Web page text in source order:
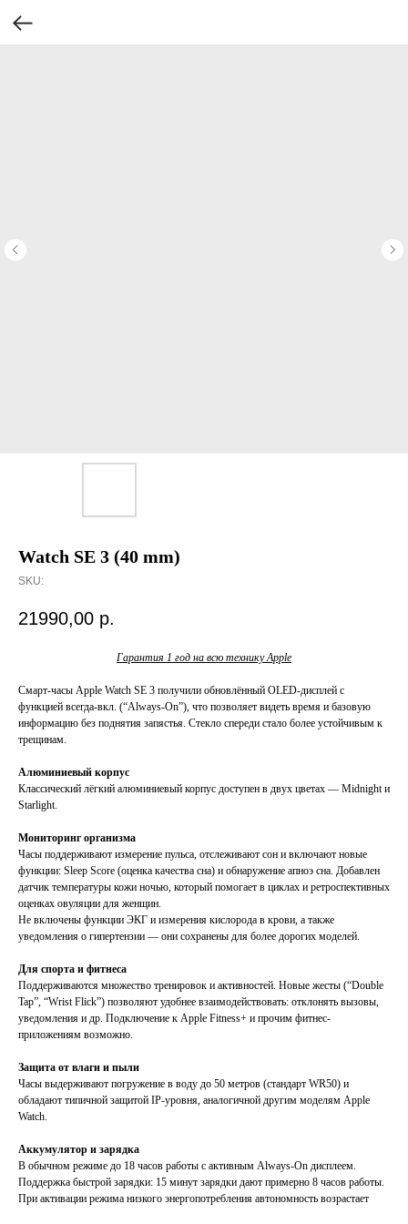
Watch SE 3 (40 mm)
SKU:
21990,00 р.
Гарантия 1 год на всю технику Apple
Смарт-часы Apple Watch SE 3 получили обновлённый OLED-дисплей с
функцией всегда-вкл. (“Always-On”), что позволяет видеть время и базовую
информацию без поднятия запястья. Стекло спереди стало более устойчивым к
трещинам.
Алюминиевый корпус
Классический лёгкий алюминиевый корпус доступен в двух цветах — Midnight и
Starlight.
Мониторинг организма
Часы поддерживают измерение пульса, отслеживают сон и включают новые
функции: Sleep Score (оценка качества сна) и обнаружение апноэ сна. Добавлен
датчик температуры кожи ночью, который помогает в циклах и ретроспективных
оценках овуляции для женщин.
Не включены функции ЭКГ и измерения кислорода в крови, а также
уведомления о гипертензии — они сохранены для более дорогих моделей.
Для спорта и фитнеса
Поддерживаются множество тренировок и активностей. Новые жесты (“Double
Tap”, “Wrist Flick”) позволяют удобнее взаимодействовать: отклонять вызовы,
уведомления и др. Подключение к Apple Fitness+ и прочим фитнес-
приложениям возможно.
Защита от влаги и пыли
Часы выдерживают погружение в воду до 50 метров (стандарт WR50) и
обладают типичной защитой IP-уровня, аналогичной другим моделям Apple
Watch.
Аккумулятор и зарядка
В обычном режиме до 18 часов работы с активным Always-On дисплеем.
Поддержка быстрой зарядки: 15 минут зарядки дают примерно 8 часов работы.
При активации режима низкого энергопотребления автономность возрастает